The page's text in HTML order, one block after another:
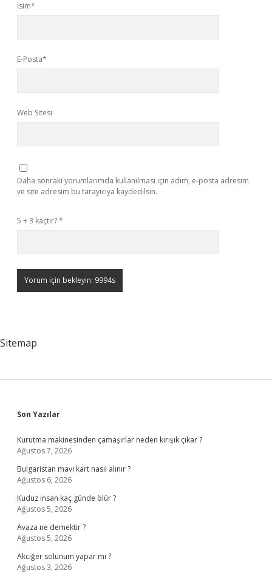
İsim*
E-Posta*
Web Sitesi
Daha sonraki yorumlarımda kullanılması için adım, e-posta adresim
ve site adresim bu tarayıcıya kaydedilsin.
5 + 3 kaçtır?*
Sitemap
Sidebar
Son Yazılar
Kurutma makinesinden çamaşırlar neden kırışık çıkar ?
Ağustos 7, 2026
Bulgaristan mavi kart nasıl alınır ?
Ağustos 6, 2026
Kuduz insan kaç günde ölür ?
Ağustos 5, 2026
Avaza ne demektir ?
Ağustos 5, 2026
Akciğer solunum yapar mı ?
Ağustos 3, 2026